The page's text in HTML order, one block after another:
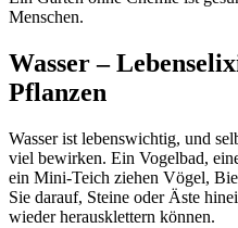
Menschen.
Wasser –
Pflanzen
Wasser ist lebenswichtig, und
viel bewirken. Ein Vogelbad,
ein Mini-Teich ziehen Vögel,
Sie darauf, Steine oder Äste
wieder herausklettern können.